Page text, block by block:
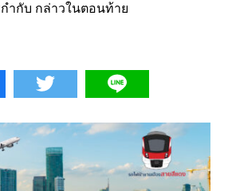
ำกับ กล่าวในตอนท้าย